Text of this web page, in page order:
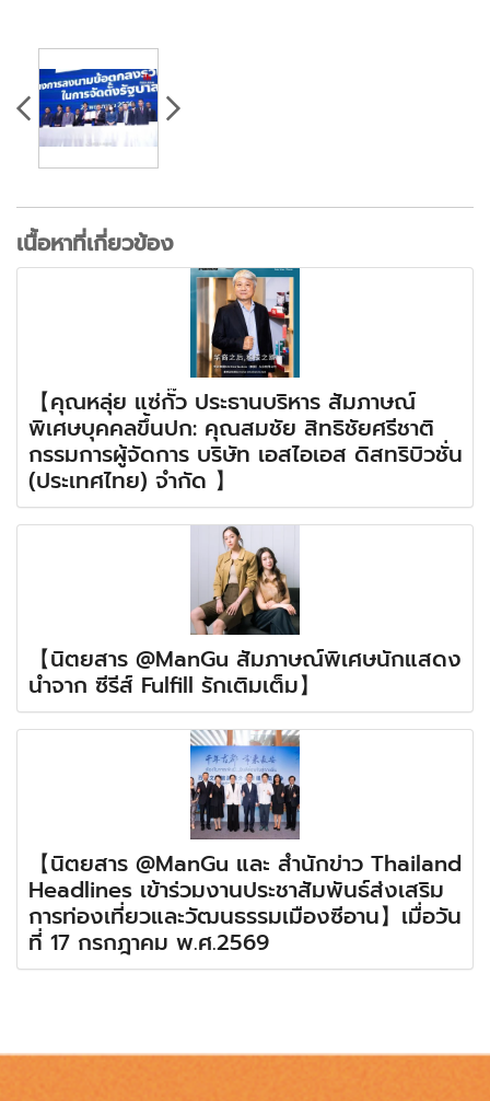
เนื้อหาที่เกี่ยวข้อง
【คุณหลุ่ย แซ่กั๊ว ประธานบริหาร สัมภาษณ์
พิเศษบุคคลขึ้นปก: คุณสมชัย สิทธิชัยศรีชาติ
กรรมการผู้จัดการ บริษัท เอสไอเอส ดิสทริบิวชั่น
(ประเทศไทย) จำกัด 】
【นิตยสาร @ManGu สัมภาษณ์พิเศษนักแสดง
นำจาก ซีรีส์ Fulfill รักเติมเต็ม】
【นิตยสาร @ManGu และ สำนักข่าว Thailand
Headlines เข้าร่วมงานประชาสัมพันธ์ส่งเสริม
การท่องเที่ยวและวัฒนธรรมเมืองซีอาน】เมื่อวัน
ที่ 17 กรกฎาคม พ.ศ.2569